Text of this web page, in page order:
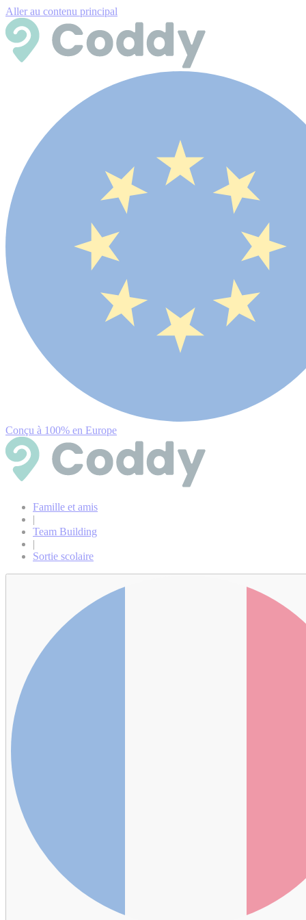
Aller au contenu principal
Conçu à 100% en Europe
Famille et amis
|
Team Building
|
Sortie scolaire